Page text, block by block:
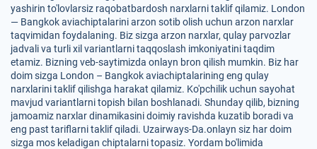
yashirin to'lovlarsiz raqobatbardosh narxlarni taklif qilamiz. London
— Bangkok aviachiptalarini arzon sotib olish uchun arzon narxlar
taqvimidan foydalaning. Biz sizga arzon narxlar, qulay parvozlar
jadvali va turli xil variantlarni taqqoslash imkoniyatini taqdim
etamiz. Bizning veb-saytimizda onlayn bron qilish mumkin. Biz har
doim sizga London – Bangkok aviachiptalarining eng qulay
narxlarini taklif qilishga harakat qilamiz. Ko'pchilik uchun sayohat
mavjud variantlarni topish bilan boshlanadi. Shunday qilib, bizning
jamoamiz narxlar dinamikasini doimiy ravishda kuzatib boradi va
eng past tariflarni taklif qiladi. Uzairways-Da.onlayn siz har doim
sizga mos keladigan chiptalarni topasiz. Yordam bo'limida